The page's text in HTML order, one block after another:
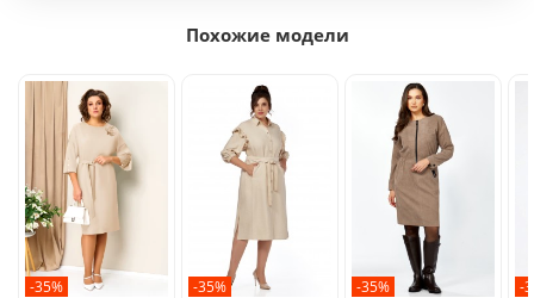
Похожие модели
-35% -35% -35% -